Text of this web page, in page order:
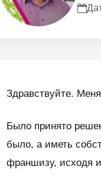
Здравствуйте.
Было принято
было, а иметь
франшизу, исходя